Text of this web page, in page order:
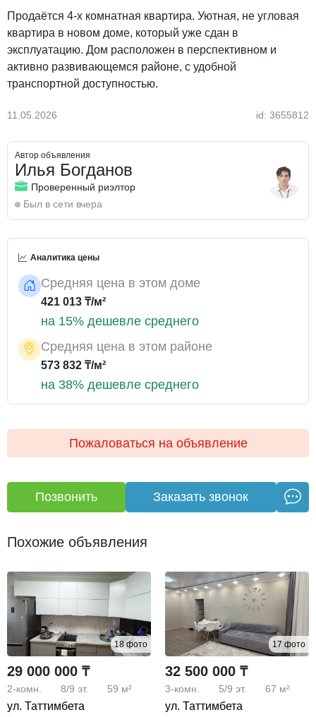
Продаётся 4-х комнатная квартира. Уютная, не угловая
квартира в новом доме, который уже сдан в
эксплуатацию. Дом расположен в перспективном и
активно развивающемся районе, с удобной
транспортной доступностью.
11.05.2026 id: 3655812
Автор объявления
Илья Богданов
Проверенный риэлтор
Был в сети вчера
Аналитика цены
Средняя цена в этом доме
421 013 ₸/м²
на 15% дешевле среднего
Средняя цена в этом районе
573 832 ₸/м²
на 38% дешевле среднего
Пожаловаться на объявление
Позвонить Заказать звонок
Похожие объявления
18 фото
29 000 000 ₸
2-комн. 8/9 эт. 59 м²
ул. Таттимбета
17 фото
32 500 000 ₸
3-комн. 5/9 эт. 67 м²
ул. Таттимбета